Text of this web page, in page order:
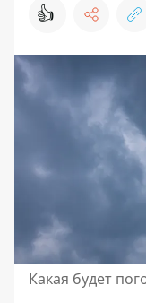
👍
Какая будет